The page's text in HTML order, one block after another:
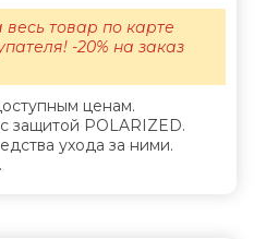
ценам.
защитой POLARIZED.
ухода за ними.
весь товар по карте
-20% на заказ